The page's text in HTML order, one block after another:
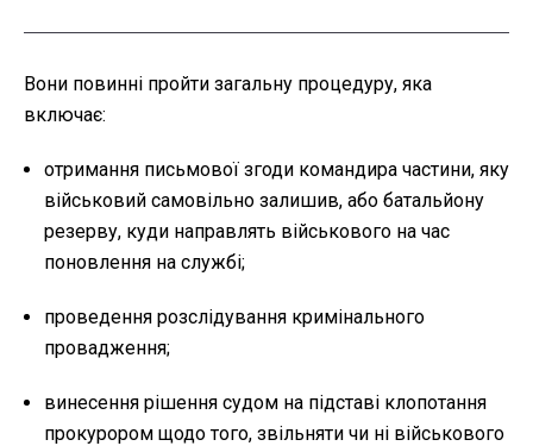
Вони повинні пройти загальну процедуру, яка
включає:
отримання письмової згоди командира частини, яку
військовий самовільно залишив, або батальйону
резерву, куди направлять військового на час
поновлення на службі;
проведення розслідування кримінального
провадження;
винесення рішення судом на підставі клопотання
прокурором щодо того, звільняти чи ні військового